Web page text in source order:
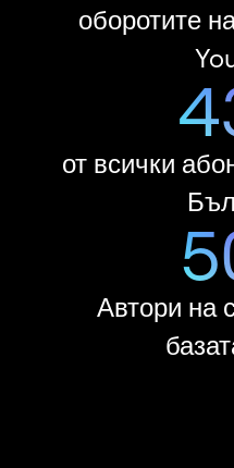
оборотите
от всички
Автори на